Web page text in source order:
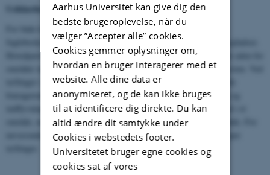
Usikkerheder
For både kortnæbbet gås og pibesvane benyttes
fuglebeskyttelsesområderne i stigende grad kun som overnatningspladser.
Hovedparten af fourageringen finder sted spredt på landbrugsjorde uden for
områder inkluderet i udpegningsgrundlagene, ofte ret langt fra kysten. Ved
tællinger i dagtimerne kan det således være svært at lokalisere alle
fouragerende flokke. Tællinger ved natrastepladserne (udflyvning og
indflyvning) dækker oftere en større andel af den faktiske bestand i et
område, men rummer ingen information om hvor fuglene søger føde. For
nuværende gennemføres tællingen som en blanding af disse to typer
Aarhus Universitet kan give dig den
bedste brugeroplevelse, når du
vælger ”Accepter alle” cookies.
Cookies gemmer oplysninger om,
hvordan en bruger interagerer med et
website. Alle dine data er
anonymiseret, og de kan ikke bruges
til at identificere dig direkte. Du kan
altid ændre dit samtykke under
Cookies i webstedets footer.
Universitetet bruger egne cookies og
cookies sat af vores